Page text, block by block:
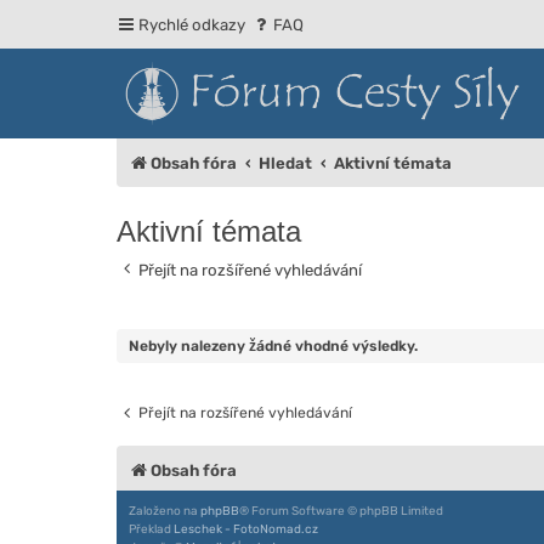
Rychlé odkazy FAQ
Obsah fóra Hledat Aktivní témata
Aktivní témata
Přejít na rozšířené vyhledávání
Nebyly nalezeny žádné vhodné výsledky.
Přejít na rozšířené vyhledávání
Obsah fóra
Založeno na phpBB® Forum Software © phpBB Limited
Překlad Leschek - FotoNomad.cz